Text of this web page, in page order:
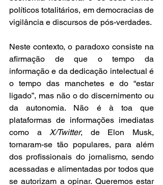
políticos totalitários, em democracias de
vigilância e discursos de pós-verdades.
Neste contexto, o paradoxo consiste na
afirmação de que o tempo da
informação e da dedicação intelectual é
o tempo das manchetes e do “estar
ligado”, mas não o do discernimento ou
da autonomia. Não é à toa que
plataformas de informações imediatas
como a X/Twitter, de Elon Musk,
tornaram-se tão populares, para além
dos profissionais do jornalismo, sendo
acessadas e alimentadas por todos que
se autorizam a opinar. Queremos estar